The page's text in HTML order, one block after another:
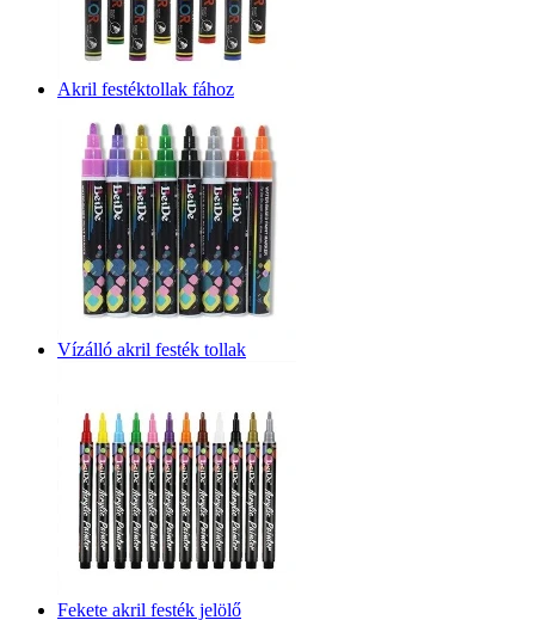
Akril festéktollak fához
Vízálló akril festék tollak
Fekete akril festék jelölő